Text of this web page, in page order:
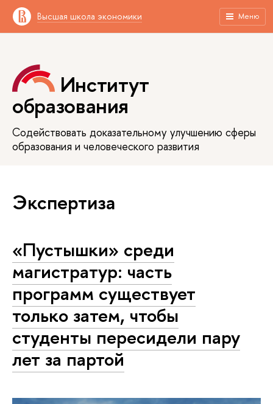
Высшая школа экономики Меню
Институт
образования
Содействовать доказательному улучшению сферы
образования и человеческого развития
Экспертиза
«Пустышки» среди
магистратур: часть
программ существует
только затем, чтобы
студенты пересидели пару
лет за партой